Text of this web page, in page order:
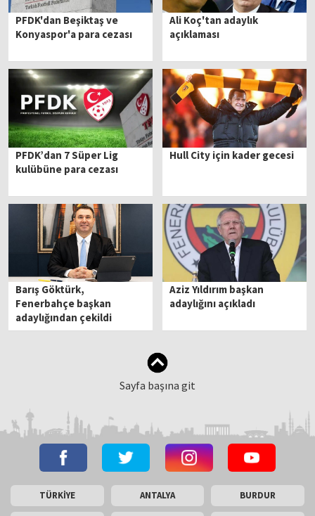
PFDK'dan Beşiktaş ve
Konyaspor'a para cezası
Ali Koç'tan adaylık
açıklaması
PFDK’dan 7 Süper Lig
kulübüne para cezası
Hull City için kader gecesi
Barış Göktürk,
Fenerbahçe başkan
adaylığından çekildi
Aziz Yıldırım başkan
adaylığını açıkladı
Sayfa başına git
TÜRKİYE ANTALYA BURDUR